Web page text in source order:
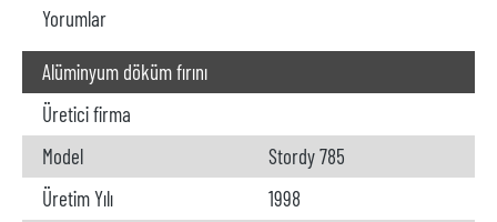
Yorumlar
Alüminyum döküm fırını
Üretici firma
Model
Stordy 785
Üretim Yılı
1998